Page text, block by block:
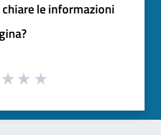
le informazioni